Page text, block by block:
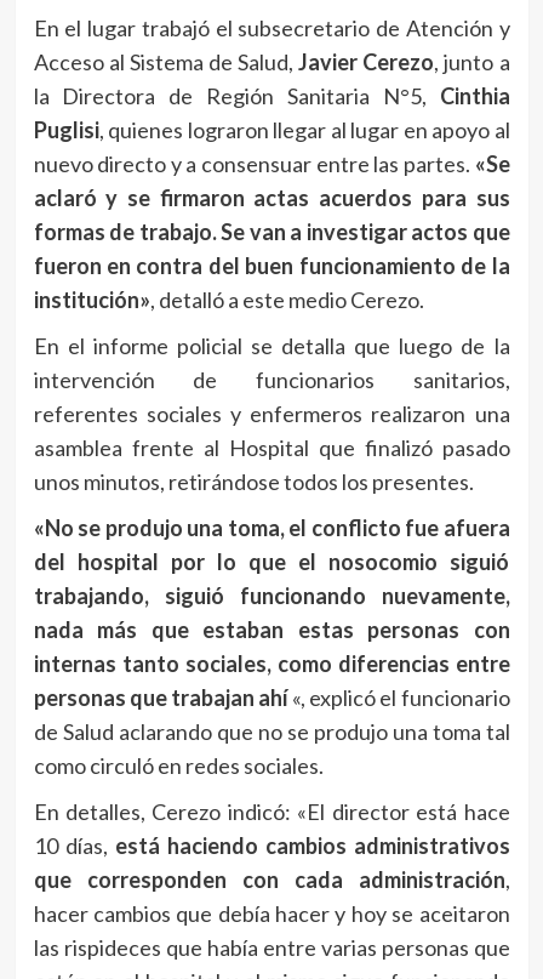
En el lugar trabajó el subsecretario de Atención y
Acceso al Sistema de Salud,Javier Cerezo, junto a
la Directora de Región Sanitaria N°5, Cinthia
Puglisi, quienes lograron llegar al lugar en apoyo al
nuevo directo y a consensuar entre las partes. «Se
aclaró y se firmaron actas acuerdos para sus
formas de trabajo. Se van a investigar actos que
fueron en contra del buen funcionamiento de la
institución», detalló a este medio Cerezo.
En el informe policial se detalla que luego de la
intervención de funcionarios sanitarios,
referentes sociales y enfermeros realizaron una
asamblea frente al Hospital que finalizó pasado
unos minutos, retirándose todos los presentes.
«No se produjo una toma, el conflicto fue afuera
del hospital por lo que el nosocomio siguió
trabajando, siguió funcionando nuevamente,
nada más que estaban estas personas con
internas tanto sociales, como diferencias entre
personas que trabajan ahí«, explicó el funcionario
de Salud aclarando que no se produjo una toma tal
como circuló en redes sociales.
En detalles, Cerezo indicó: «El director está hace
10 días, está haciendo cambios administrativos
que corresponden con cada administración,
hacer cambios que debía hacer y hoy se aceitaron
las rispideces que había entre varias personas que